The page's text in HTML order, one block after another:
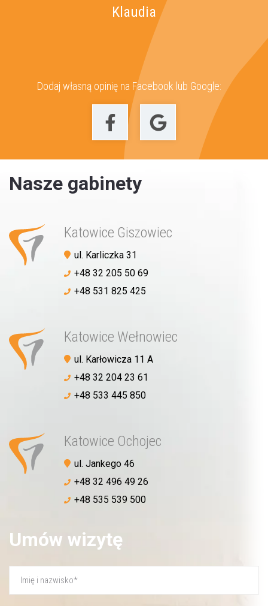
Klaudia
Dodaj własną opinię na Facebook lub Google:
Nasze gabinety
Katowice Giszowiec
ul. Karliczka 31
+48 32 205 50 69
+48 531 825 425
Katowice Wełnowiec
ul. Karłowicza 11 A
+48 32 204 23 61
+48 533 445 850
Katowice Ochojec
ul. Jankego 46
+48 32 496 49 26
+48 535 539 500
Umów wizytę